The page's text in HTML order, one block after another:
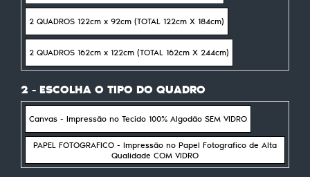
2 QUADROS 122cm x 92cm (TOTAL 122cm X 184cm)
2 QUADROS 162cm x 122cm (TOTAL 162cm X 244cm)
2 - ESCOLHA O TIPO DO QUADRO
Canvas - Impressão no Tecido 100% Algodão SEM VIDRO
PAPEL FOTOGRAFICO - Impressão no Papel Fotografico de Alta
Qualidade COM VIDRO